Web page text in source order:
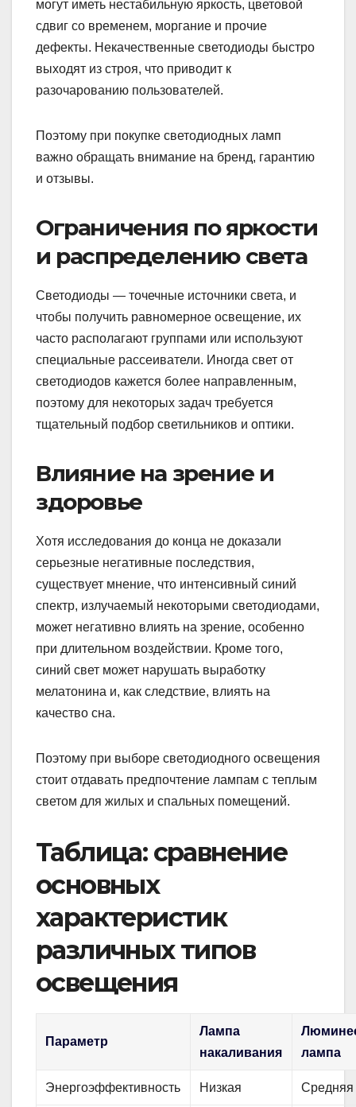
могут иметь нестабильную яркость, цветовой
сдвиг со временем, моргание и прочие
дефекты. Некачественные светодиоды быстро
выходят из строя, что приводит к
разочарованию пользователей.
Поэтому при покупке светодиодных ламп
важно обращать внимание на бренд, гарантию
и отзывы.
Ограничения по яркости
и распределению света
Светодиоды — точечные источники света, и
чтобы получить равномерное освещение, их
часто располагают группами или используют
специальные рассеиватели. Иногда свет от
светодиодов кажется более направленным,
поэтому для некоторых задач требуется
тщательный подбор светильников и оптики.
Влияние на зрение и
здоровье
Хотя исследования до конца не доказали
серьезные негативные последствия,
существует мнение, что интенсивный синий
спектр, излучаемый некоторыми светодиодами,
может негативно влиять на зрение, особенно
при длительном воздействии. Кроме того,
синий свет может нарушать выработку
мелатонина и, как следствие, влиять на
качество сна.
Поэтому при выборе светодиодного освещения
стоит отдавать предпочтение лампам с теплым
светом для жилых и спальных помещений.
Таблица: сравнение
основных
характеристик
различных типов
освещения
Параметр
Лампа
накаливания
лампа
Энергоэффективность Низкая Средняя